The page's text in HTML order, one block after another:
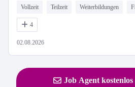
Vollzeit Teilzeit Weiterbildungen
4
02.08.2026
Job Agent